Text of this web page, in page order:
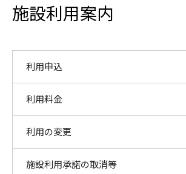
施設利用案内
利用申込
利用料金
利用の変更
施設利用承諾の取消等